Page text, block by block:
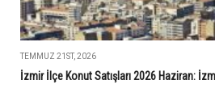
TEMMUZ 21ST, 2026
İzmir İlçe Konut Satışları 2026 Haziran: